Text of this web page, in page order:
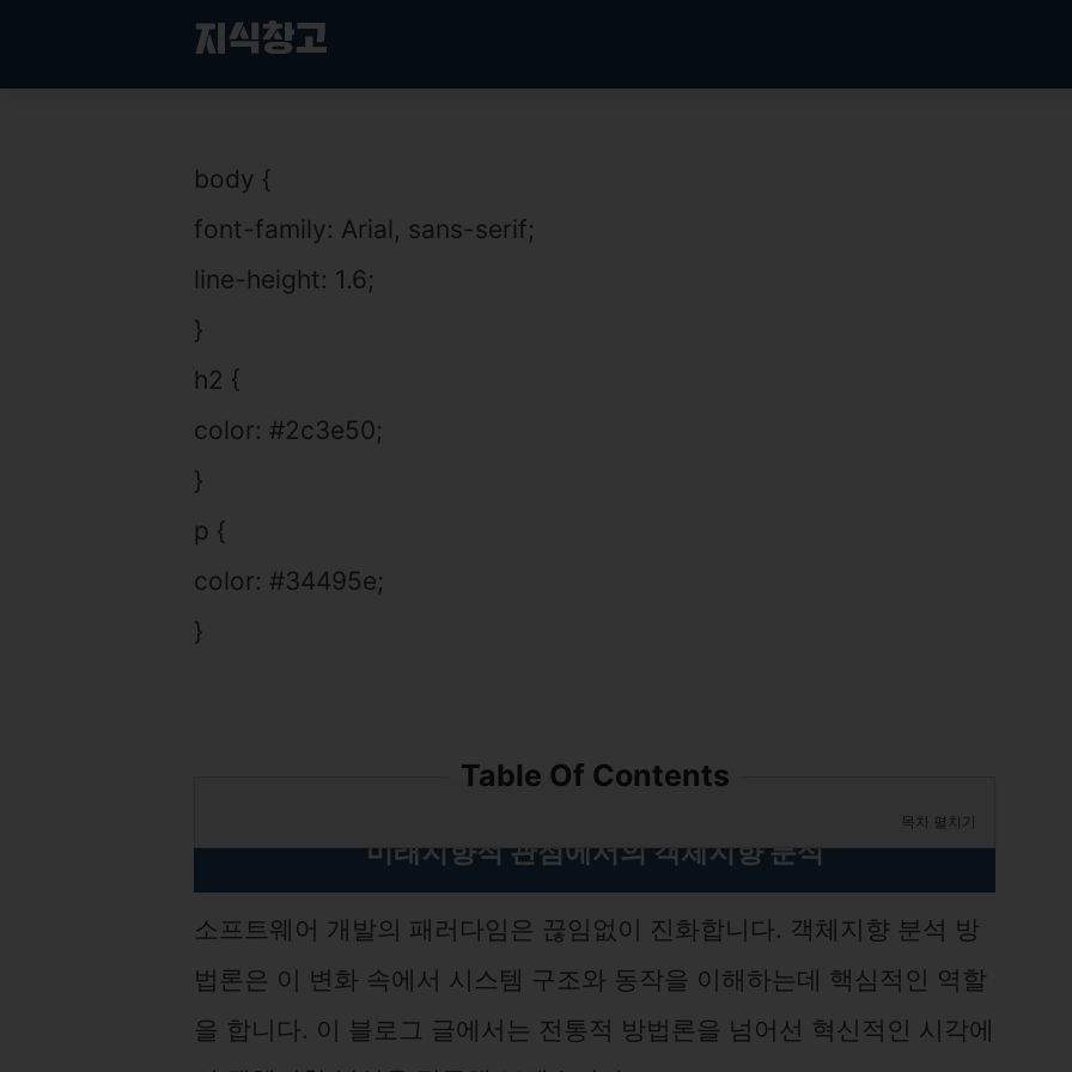
지식창고
body {
font-family: Arial, sans-serif;
line-height: 1.6;
}
h2 {
color: #2c3e50;
}
p {
color: #34495e;
}
Table Of Contents
목차 펼치기
미래지향적 관점에서의 객체지향 분석
소프트웨어 개발의 패러다임은 끊임없이 진화합니다. 객체지향 분석 방
법론은 이 변화 속에서 시스템 구조와 동작을 이해하는데 핵심적인 역할
을 합니다. 이 블로그 글에서는 전통적 방법론을 넘어선 혁신적인 시각에